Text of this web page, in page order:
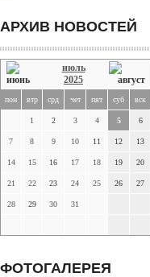
АРХИВ НОВОСТЕЙ
июль
2025
пон втр срд чет пят суб вск
1 2 3 4 5 6
7 8 9 10 11 12 13
14 15 16 17 18 19 20
21 22 23 24 25 26 27
28 29 30 31
ФОТОГАЛЕРЕЯ